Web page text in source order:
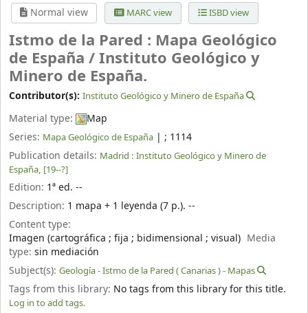
Normal view MARC view ISBD view
Istmo de la Pared : Mapa Geológico
de España /Instituto Geológico y
Minero de España.
Contributor(s): Instituto Geológico y Minero de España
Material type:
Map
Series: Mapa Geológico de España | ; 1114
Publication details: Madrid : Instituto Geológico y Minero de
España, [19--?]
Edition: 1ª ed. --
Description: 1 mapa + 1 leyenda (7 p.). --
Content type:
Imagen (cartográfica ; fija ; bidimensional ; visual) Media
type: sin mediación
Subject(s): Geología - Istmo de la Pared ( Canarias ) - Mapas
Tags from this library: No tags from this library for this title.
Log in to add tags.